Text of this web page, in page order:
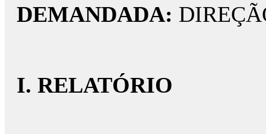
DEMANDADA:
I. RELATÓRIO